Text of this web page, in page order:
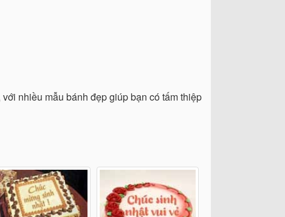
nhiều mẫu bánh đẹp giúp bạn có tấm thiệp